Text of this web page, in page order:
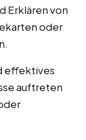
Erklären von
oder
effektives
auftreten